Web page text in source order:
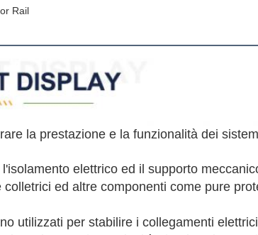
Rail
la prestazione e la funzionalità dei
elettrico ed il supporto
ed altre componenti come pure
utilizzati per stabilire i collegamenti